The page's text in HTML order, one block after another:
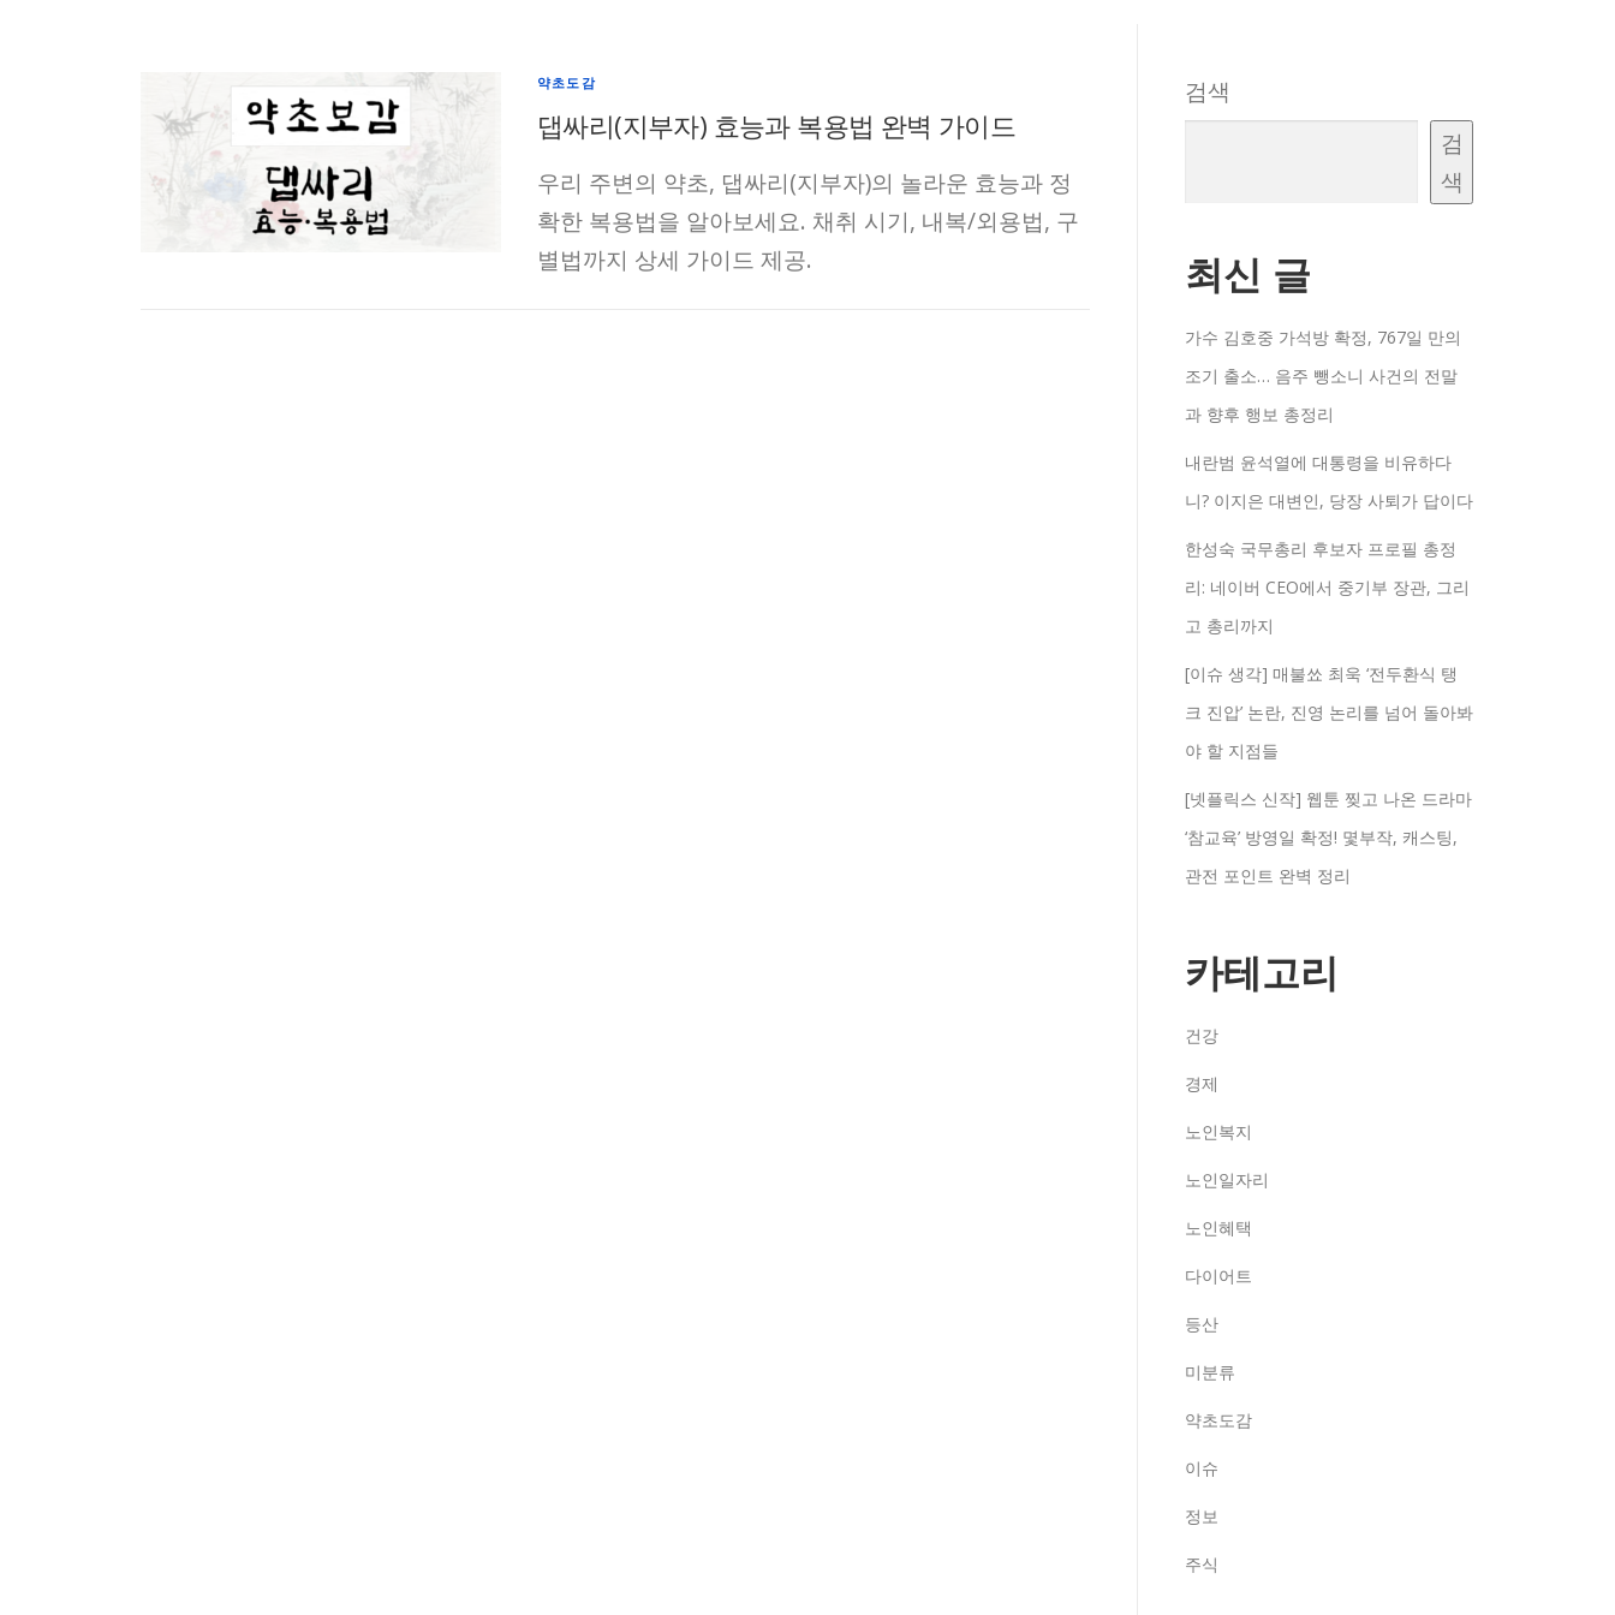
약초도감
댑싸리(지부자) 효능과 복용법 완벽 가이드
우리 주변의 약초, 댑싸리(지부자)의 놀라운 효능과 정
확한 복용법을 알아보세요. 채취 시기, 내복/외용법, 구
별법까지 상세 가이드 제공.
검색
검
색
최신 글
가수 김호중 가석방 확정, 767일 만의
조기 출소… 음주 뺑소니 사건의 전말
과 향후 행보 총정리
내란범 윤석열에 대통령을 비유하다
니? 이지은 대변인, 당장 사퇴가 답이다
한성숙 국무총리 후보자 프로필 총정
리: 네이버 CEO에서 중기부 장관, 그리
고 총리까지
[이슈 생각] 매불쑈 최욱 ‘전두환식 탱
크 진압’ 논란, 진영 논리를 넘어 돌아봐
야 할 지점들
[넷플릭스 신작] 웹툰 찢고 나온 드라마
‘참교육’ 방영일 확정! 몇부작, 캐스팅,
관전 포인트 완벽 정리
카테고리
건강
경제
노인복지
노인일자리
노인혜택
다이어트
등산
미분류
약초도감
이슈
정보
주식